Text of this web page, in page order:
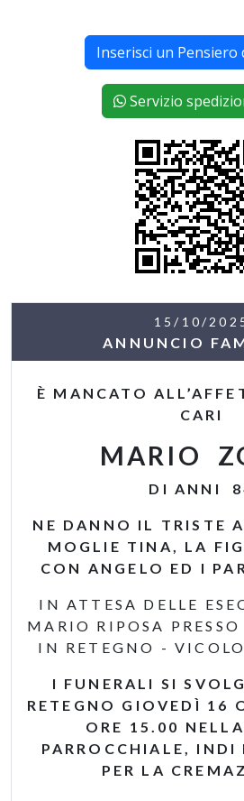
Inserisci un Pensiero
Servizio
15/10/
ANNUNCIO
È MANCATO
CARI
MARIO
DI ANNI
NE DANNO IL TRISTE
MOGLIE TINA, LA
CON ANGELO ED I
IN ATTESA DELLE
MARIO RIPOSA
IN RETEGNO -
I FUNERALI SI
RETEGNO GIOVEDÌ 16
ORE 15.00
PARROCCHIALE, INDI
PER LA